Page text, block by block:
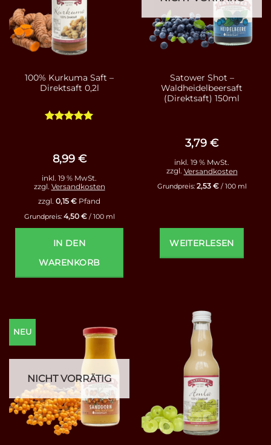
100% Kurkuma Saft –
Direktsaft 0,2l
8,99 €
inkl. 19 % MwSt.
zzgl. Versandkosten
zzgl. 0,15 € Pfand
Grundpreis: 4,50 €/ 100 ml
IN DEN
WARENKORB
Satower Shot –
Waldheidelbeersaft
(Direktsaft) 150ml
3,79 €
inkl. 19 % MwSt.
zzgl. Versandkosten
Grundpreis: 2,53 €/ 100 ml
WEITERLESEN
NEU
NICHT VORRÄTIG